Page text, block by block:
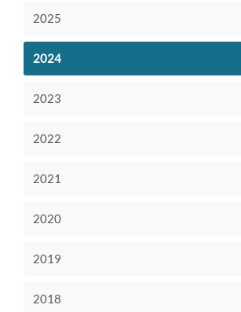
2025
2024
2023
2022
2021
2020
2019
2018